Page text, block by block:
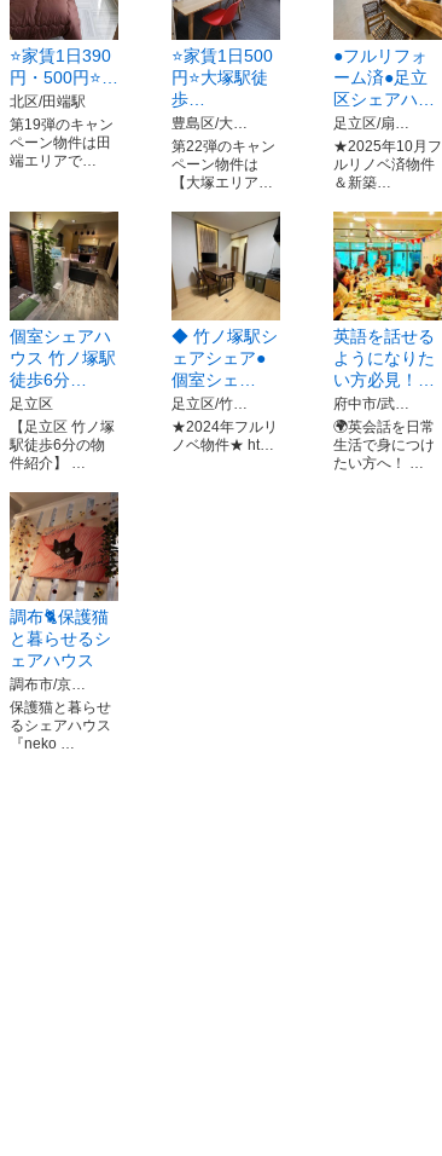
⭐️家賃1日390
円・500円⭐️…
北区/田端駅
第19弾のキャン
ペーン物件は田
端エリアで…
⭐️家賃1日500
円⭐️大塚駅徒
歩…
豊島区/大…
第22弾のキャン
ペーン物件は
【大塚エリア…
●フルリフォ
ーム済●足立
区シェアハ…
足立区/扇…
★2025年10月フ
ルリノベ済物件
＆新築…
個室シェアハ
ウス 竹ノ塚駅
徒歩6分…
足立区
【足立区 竹ノ塚
駅徒歩6分の物
件紹介】 …
◆ 竹ノ塚駅シ
ェアシェア●
個室シェ…
足立区/竹…
★2024年フルリ
ノベ物件★ ht…
英語を話せる
ようになりた
い方必見！…
府中市/武…
🌍英会話を日常
生活で身につけ
たい方へ！ …
調布🐈保護猫
と暮らせるシ
ェアハウス
調布市/京…
保護猫と暮らせ
るシェアハウス
『neko …